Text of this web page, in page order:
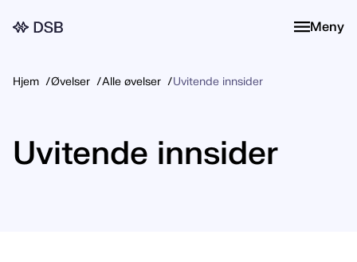
Meny
Meny
Hjem Øvelser Alle øvelser Uvitende innsider
Uvitende innsider